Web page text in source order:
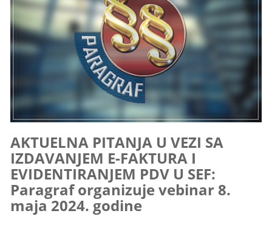
AKTUELNA PITANJA U VEZI SA
IZDAVANJEM E-FAKTURA I
EVIDENTIRANJEM PDV U SEF:
Paragraf organizuje vebinar 8.
maja 2024. godine